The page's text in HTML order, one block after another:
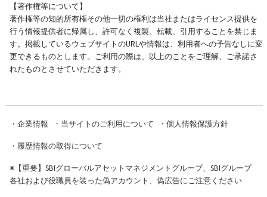
【著作権等について】
著作権等の知的所有権その他一切の権利は当社またはライセンス提供を
行う情報提供者に帰属し、許可なく複製、転載、引用することを禁じま
す。掲載しているウェブサイトのURLや情報は、利用者への予告なしに変
更できるものとします。ご利用の際は、以上のことをご理解、ご承諾さ
れたものとさせていただきます。
・ 企業情報 ・ 当サイトのご利用について ・ 個人情報保護方針
・ 履歴情報の取得について
※【重要】SBIグローバルアセットマネジメントグループ、SBIグループ
各社および役職員を装った偽アカウント、偽広告にご注意ください